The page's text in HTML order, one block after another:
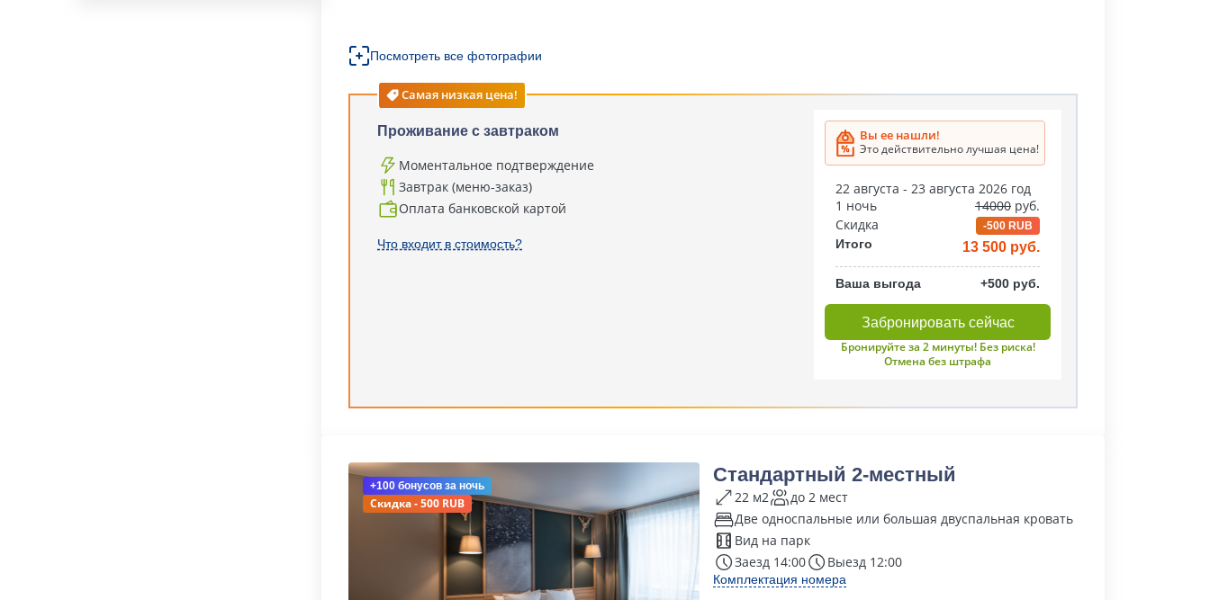
Посмотреть все фотографии
Самая низкая цена!
Проживание с завтраком
Моментальное подтверждение
Завтрак (меню-заказ)
Оплата банковской картой
Что входит в стоимость?
Вы ее нашли!
Это действительно лучшая цена!
22 августа - 23 августа 2026 год
1 ночь
14000 руб.
Скидка
-500 RUB
Итого 13 500 руб.
Ваша выгода +500 руб.
Забронировать сейчас
Бронируйте за 2 минуты! Без риска!
Отмена без штрафа
+100 бонусов за ночь
Скидка - 500 RUB
Стандартный 2-местный
22 м2
до 2 мест
Две односпальные или большая двуспальная кровать
Вид на парк
Заезд 14:00
Выезд 12:00
Комплектация номера